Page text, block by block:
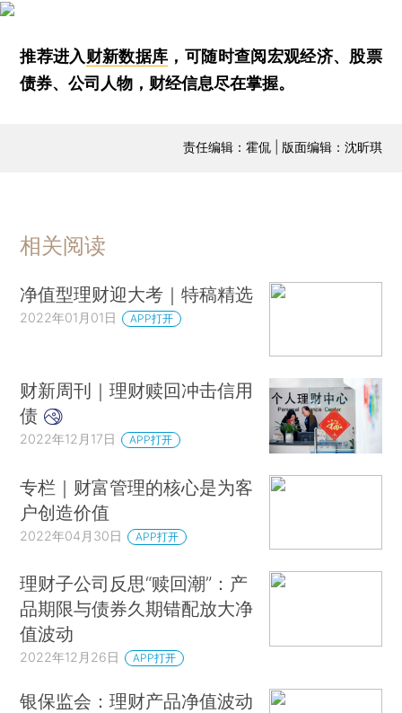
推荐进入财新数据库 ，可随时查阅宏观经济、股票
债券、公司人物，财经信息尽在掌握。
责任编辑：霍侃 | 版面编辑：沈昕琪
相关阅读
净值型理财迎大考｜特稿精选
2022年01月01日 APP打开
财新周刊｜理财赎回冲击信用
债
2022年12月17日 APP打开
专栏｜财富管理的核心是为客
户创造价值
2022年04月30日 APP打开
理财子公司反思“赎回潮”：产
品期限与债券久期错配放大净
值波动
2022年12月26日 APP打开
银保监会：理财产品净值波动